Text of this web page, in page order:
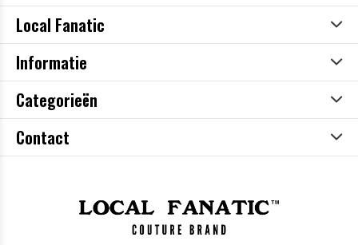
Local Fanatic
Informatie
Categorieën
Contact